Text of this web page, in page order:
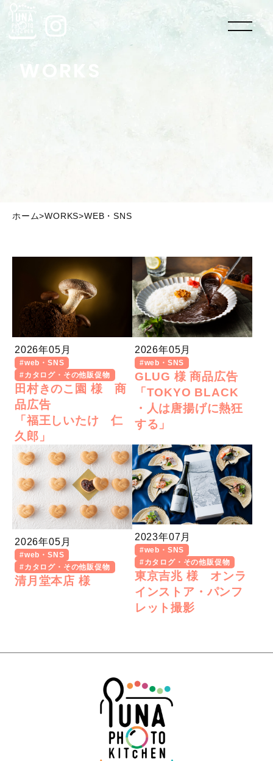
WORKS
ホーム>WORKS>WEB・SNS
2026年05月
#web・SNS
#カタログ・その他販促物
田村きのこ園 様 商
品広告
「福王しいたけ 仁
久郎」
2026年05月
#web・SNS
GLUG 様 商品広告
「TOKYO BLACK
・人は唐揚げに熱狂
する」
2026年05月
#web・SNS
#カタログ・その他販促物
清月堂本店 様
2023年07月
#web・SNS
#カタログ・その他販促物
東京吉兆 様 オンラ
インストア・パンフ
レット撮影